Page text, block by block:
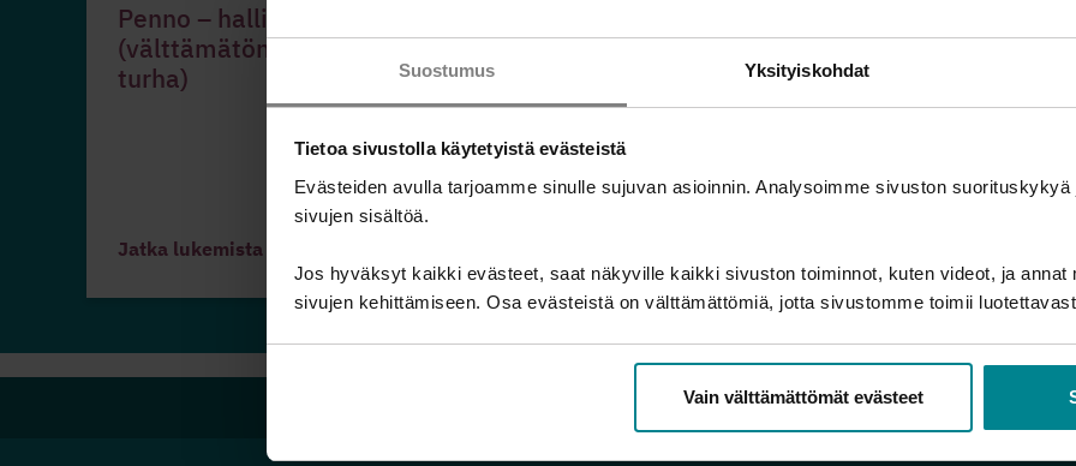
Suostumus Yksityiskohdat
Tietoa sivustolla käytetyistä evästeistä
Evästeiden avulla tarjoamme sinulle sujuvan asioinnin. Analysoimme sivuston
sivujen sisältöä.
Jos hyväksyt kaikki evästeet, saat näkyville kaikki sivuston toiminnot, kuten videot, ja annat
sivujen kehittämiseen. Osa evästeistä on välttämättömiä, jotta sivustomme toimii
Vain välttämättömät evästeet
Penno – hallitse rahojasi -työkirja
(välttämätön, tarpeellinen vai
turha)
Jatka lukemista
Onko sinulla tai työkaverillasi
taloudellisia huolia? -kortti
Velkalinja 0800 9 8009